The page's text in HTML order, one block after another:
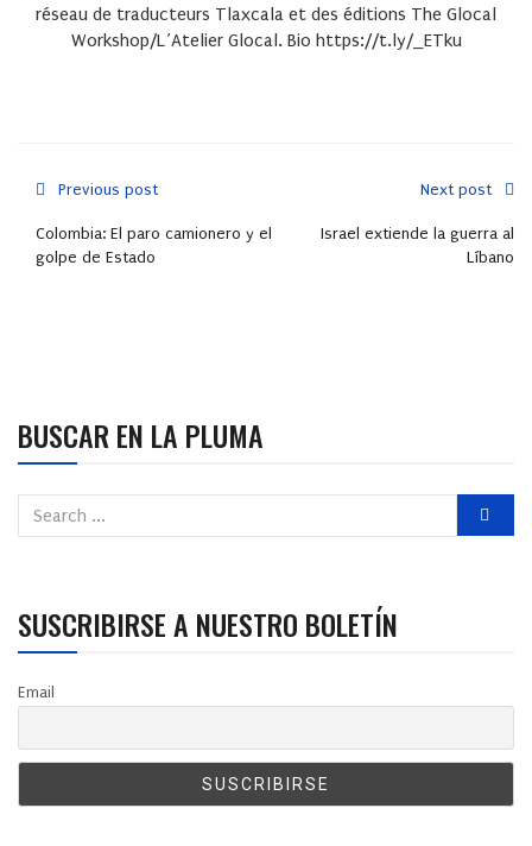
réseau de traducteurs Tlaxcala et des éditions The Glocal
Workshop/L’Atelier Glocal. Bio https://t.ly/_ETku
Previous post
Colombia: El paro camionero y el
golpe de Estado
Next post
Israel extiende la guerra al
Líbano
BUSCAR EN LA PLUMA
SUSCRIBIRSE A NUESTRO BOLETÍN
Email